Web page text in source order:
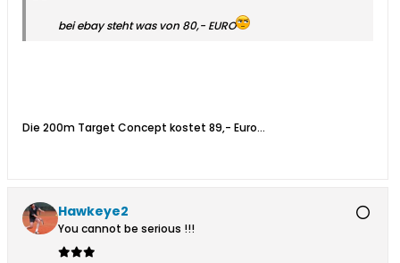
bei ebay steht was von 80,- EURO
Die 200m Target Concept kostet 89,- Euro...
Hawkeye2
You cannot be serious !!!